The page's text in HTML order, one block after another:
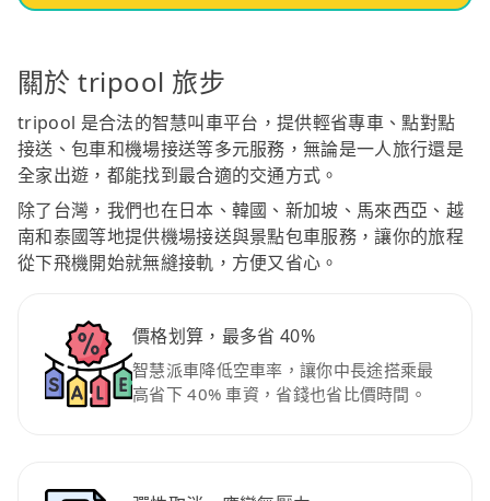
關於 tripool 旅步
tripool 是合法的智慧叫車平台，提供輕省專車、點對點
接送、包車和機場接送等多元服務，無論是一人旅行還是
全家出遊，都能找到最合適的交通方式。
除了台灣，我們也在日本、韓國、新加坡、馬來西亞、越
南和泰國等地提供機場接送與景點包車服務，讓你的旅程
從下飛機開始就無縫接軌，方便又省心。
價格划算，最多省 40%
智慧派車降低空車率，讓你中長途搭乘最
高省下 40% 車資，省錢也省比價時間。